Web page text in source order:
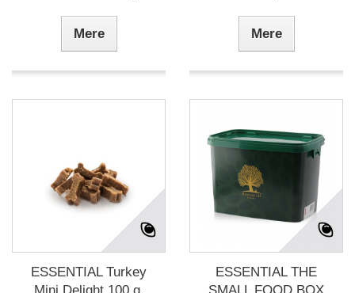
Mere Mere
ESSENTIAL Turkey
ESSENTIAL THE